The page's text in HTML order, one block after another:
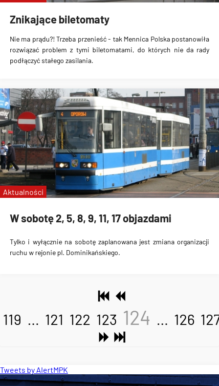
Znikające biletomaty
Nie ma prądu?! Trzeba przenieść - tak Mennica Polska postanowiła
rozwiązać problem z tymi biletomatami, do których nie da rady
podłączyć stałego zasilania.
W sobotę 2, 5, 8, 9, 11, 17 objazdami
Tylko i wyłącznie na sobotę zaplanowana jest zmiana organizacji
ruchu w rejonie pl. Dominikańskiego.
Aktualności
119 ... 121 122 123 124 ... 126
Tweets by AlertMPK